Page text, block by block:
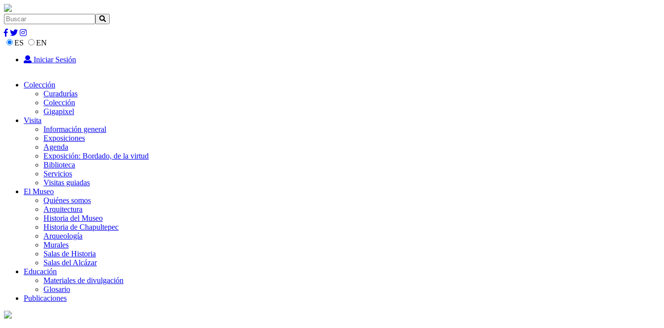
ES
EN
Iniciar Sesión
Colección
Curadurías
Colección
Gigapixel
Visita
Información general
Exposiciones
Agenda
Exposición: Bordado, de la virtud
Biblioteca
Servicios
Visitas guiadas
El Museo
Quiénes somos
Arquitectura
Historia del Museo
Historia de Chapultepec
Arqueología
Murales
Salas de Historia
Salas del Alcázar
Educación
Materiales de divulgación
Glosario
Publicaciones